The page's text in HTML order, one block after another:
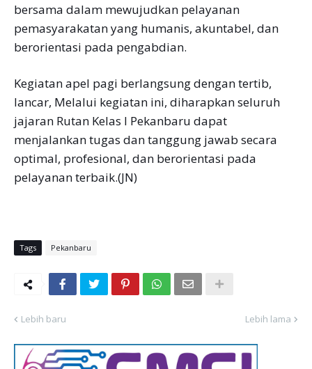
bersama dalam mewujudkan pelayanan
pemasyarakatan yang humanis, akuntabel, dan
berorientasi pada pengabdian.
Kegiatan apel pagi berlangsung dengan tertib,
lancar, Melalui kegiatan ini, diharapkan seluruh
jajaran Rutan Kelas I Pekanbaru dapat
menjalankan tugas dan tanggung jawab secara
optimal, profesional, dan berorientasi pada
pelayanan terbaik.(JN)
Tags Pekanbaru
Lebih baru Lebih lama